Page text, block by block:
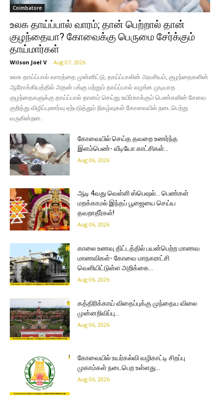
Coimbatore
உலக தாய்ப்பால் வாரம்; தான் பெற்றால் தான்
குழந்தையா? கோவைக்கு பெருமை சேர்க்கும்
தாய்மார்கள்
Wilson Joel V - Aug 07, 2026
உலக தாய்ப்பால் வாரத்தை முன்னிட்டு, தாய்ப்பாலின் அவசியம், குழந்தைகளின்
ஆரோக்கியத்தில் அதன் பங்கு மற்றும் தாய்ப்பால் வழங்க முடியாத
குழந்தைகளுக்கு தாய்ப்பால் தானம் செய்து உயிர்காக்கும் பெண்களின் சேவை
குறித்து விழிப்புணர்வு ஏற்படுத்தும் நிகழ்வுகள் கோவையில் நடைபெற்று
வருகின்றன.
கோவையில் செய்த தவறை உணர்ந்த
இளம்பெண்- வீடியோ காட்சிகள்…
Aug 06, 2026
ஆடி 4வது வெள்ளி ஸ்பெஷல்… பெண்கள்
மறக்காமல் இந்தப் பூஜையை செய்ய
தவறாதீர்கள்!
Aug 06, 2026
காலை உணவு திட்டத்தில் பயன்பெற்ற மாணவ
மாணவிகள்- கோவை மாநகராட்சி
வெளியிட்டுள்ள அறிக்கை…
Aug 06, 2026
கத்திரிக்காய் விதைப்புக்கு முந்தைய விலை
முன்னறிவிப்பு…
Aug 06, 2026
கோவையில் உயர்கல்வி வழிகாட்டி சிறப்பு
முகாம்கள் நடைபெற உள்ளது…
Aug 06, 2026